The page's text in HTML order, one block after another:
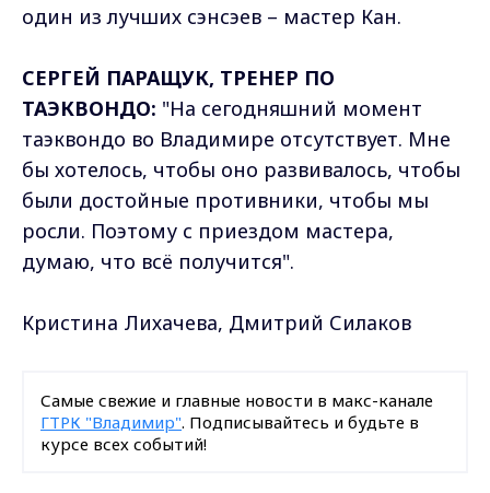
один из лучших сэнсэев – мастер Кан.
СЕРГЕЙ ПАРАЩУК, ТРЕНЕР ПО
ТАЭКВОНДО: "На сегодняшний момент
таэквондо во Владимире отсутствует. Мне
бы хотелось, чтобы оно развивалось, чтобы
были достойные противники, чтобы мы
росли. Поэтому с приездом мастера,
думаю, что всё получится".
Кристина Лихачева, Дмитрий Силаков
Самые свежие и главные новости в макс-канале
ГТРК "Владимир". Подписывайтесь и будьте в
курсе всех событий!